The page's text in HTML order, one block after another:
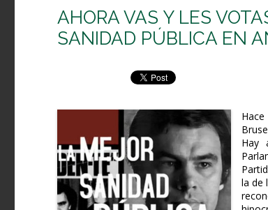
AHORA VAS Y LES
SANIDAD PÚBLICA EN
Hay
la de